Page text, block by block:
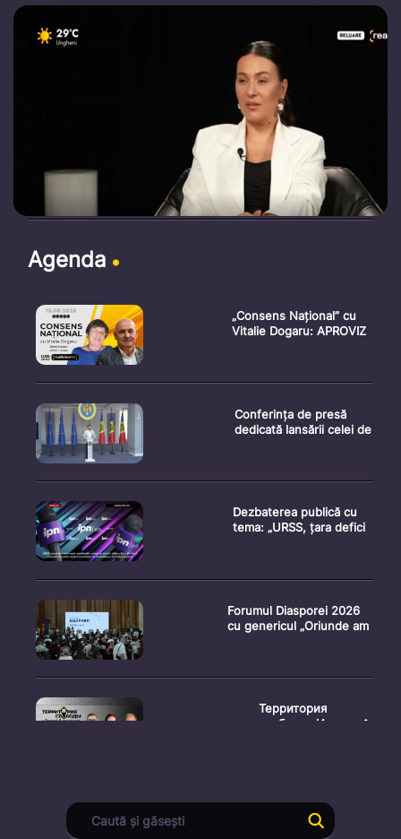
Agenda
„Consens Național” cu
Vitalie Dogaru: APROVIZ
Conferința de presă
dedicată lansării celei de
Dezbaterea publică cu
tema: „URSS, țara defici
Forumul Diasporei 2026
cu genericul „Oriunde am
Территория
свободы. Испыта�
Conferință de presă
susținută de prim-